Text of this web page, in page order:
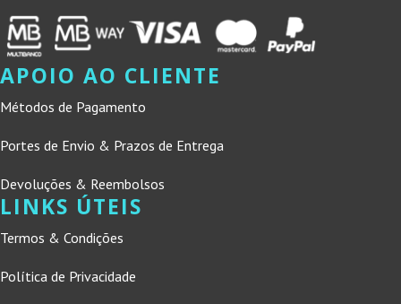
APOIO AO CLIENTE
Métodos de Pagamento
Portes de Envio & Prazos de Entrega
Devoluções & Reembolsos
LINKS ÚTEIS
Termos & Condições
Política de Privacidade